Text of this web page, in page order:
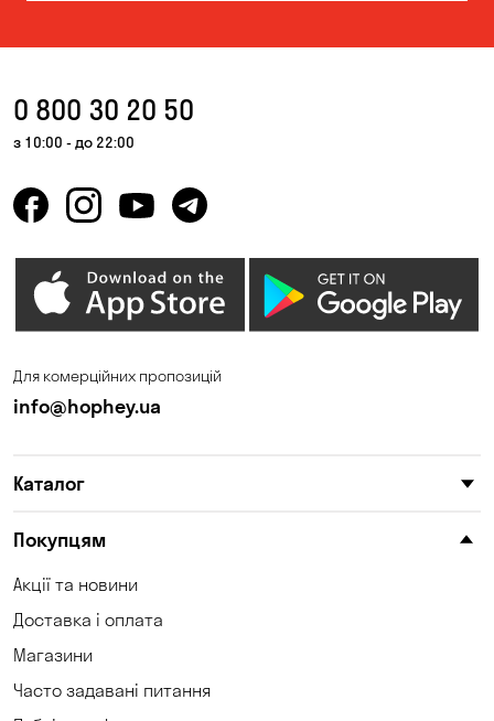
0 800 30 20 50
з 10:00 - до 22:00
Для комерційних пропозицій
info@hophey.ua
Каталог
Покупцям
Акції та новини
Доставка і оплата
Магазини
Часто задавані питання